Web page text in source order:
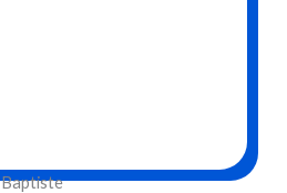
Baptiste